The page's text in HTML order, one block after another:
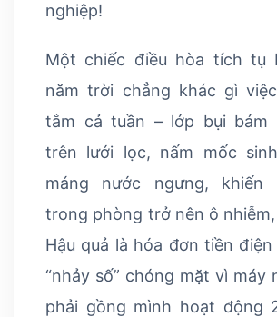
nghiệp!
Một chiếc điều hòa tích tụ
năm trời chẳng khác gì
tắm cả tuần – lớp bụi bám
trên lưới lọc, nấm mốc
máng nước ngưng, khiến
trong phòng trở nên ô
Hậu quả là hóa đơn tiền
“nhảy số” chóng mặt vì máy
phải gồng mình hoạt động